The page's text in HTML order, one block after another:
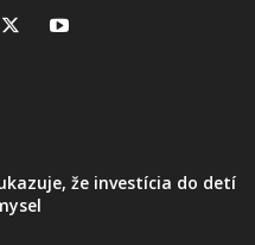
že investícia do detí